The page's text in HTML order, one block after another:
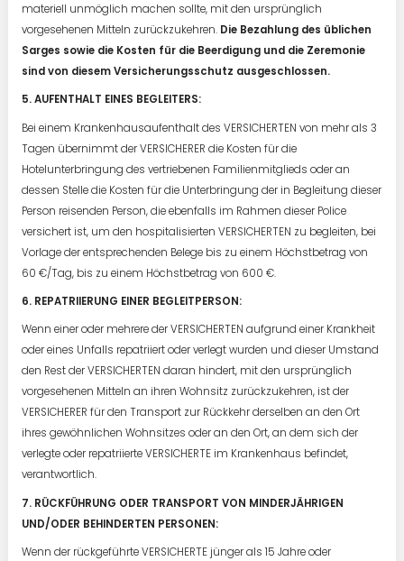
materiell unmöglich machen sollte, mit den ursprünglich
vorgesehenen Mitteln zurückzukehren. Die Bezahlung des üblichen
Sarges sowie die Kosten für die Beerdigung und die Zeremonie
sind von diesem Versicherungsschutz ausgeschlossen.
5. AUFENTHALT EINES BEGLEITERS:
Bei einem Krankenhausaufenthalt des VERSICHERTEN von mehr als 3
Tagen übernimmt der VERSICHERER die Kosten für die
Hotelunterbringung des vertriebenen Familienmitglieds oder an
dessen Stelle die Kosten für die Unterbringung der in Begleitung dieser
Person reisenden Person, die ebenfalls im Rahmen dieser Police
versichert ist, um den hospitalisierten VERSICHERTEN zu begleiten, bei
Vorlage der entsprechenden Belege bis zu einem Höchstbetrag von
60 €/Tag, bis zu einem Höchstbetrag von 600 €.
6. REPATRIIERUNG EINER BEGLEITPERSON:
Wenn einer oder mehrere der VERSICHERTEN aufgrund einer Krankheit
oder eines Unfalls repatriiert oder verlegt wurden und dieser Umstand
den Rest der VERSICHERTEN daran hindert, mit den ursprünglich
vorgesehenen Mitteln an ihren Wohnsitz zurückzukehren, ist der
VERSICHERER für den Transport zur Rückkehr derselben an den Ort
ihres gewöhnlichen Wohnsitzes oder an den Ort, an dem sich der
verlegte oder repatriierte VERSICHERTE im Krankenhaus befindet,
verantwortlich.
7. RÜCKFÜHRUNG ODER TRANSPORT VON MINDERJÄHRIGEN
UND/ODER BEHINDERTEN PERSONEN:
Wenn der rückgeführte VERSICHERTE jünger als 15 Jahre oder